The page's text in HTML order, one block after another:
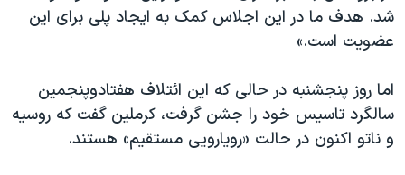
شد. هدف ما در این اجلاس کمک به ایجاد پلی برای این
عضویت است.»
اما روز پنجشنبه در حالی که این ائتلاف هفتاد‌وپنجمین
سالگرد تاسیس خود را جشن گرفت، کرملین گفت که روسیه
و ناتو اکنون در حالت «رویارویی مستقیم» هستند.